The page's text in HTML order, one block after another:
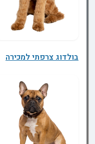
בולדוג צרפתי למכירה